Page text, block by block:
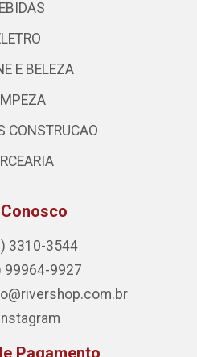
E BELEZA
CONSTRUCAO
3310-3544
99964-9927
Instagram
Pagamento